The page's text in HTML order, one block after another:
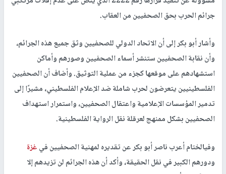
جرائم الحرب بحق الصحفيين من العقاب.
وأشار أبو بكر إلى أن الاتحاد الدولي للصحفيين وثق جميع هذه الجرائم،
وأن نقابة الصحفيين ستنشر أسماء الصحفيين وصورهم وأماكن
استشهادهم على موقعها كجزء من عملية التوثيق. وأضاف أن الصحفيين
الفلسطينيين يتعرضون لحرب شاملة ضد الإعلام الفلسطيني، مشيرًا إلى
تدمير المؤسسات الإعلامية واعتقال الصحفيين، واستمرار استهداف
الصحفيين بشكل ممنهج لعرقلة نقل الرواية الفلسطينية.
وفيالختام أعرب ناصر أبو بكر عن تقديره لمهنية الصحفيين فيغزة
ودورهم الكبير في نقل الحقيقة، وأكد أن هذه الجرائم لن تزيدهم إلا